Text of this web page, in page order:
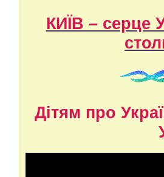
КИЇВ – серце
Дітям про